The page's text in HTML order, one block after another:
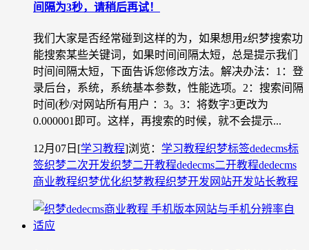
间隔为3秒，请稍后再试！
我们大家是否经常碰到这样的为，如果想用z织梦搜索功
能搜索某些关键词，如果时间间隔太短，总是提示我们
时间间隔太短，下面告诉您修改方法。解决办法：1：登
录后台，系统，系统基本参数，性能选项。2：搜索间隔
时间(秒/对网站所有用户 ：3。3：将数字3更改为
0.000001即可。这样，再搜索的时候，就不会提示...
12月07日 [学习教程]浏览： 学习教程织梦标签dedecms标
签织梦二次开发织梦二开教程dedecms二开教程dedecms
商业教程织梦优化织梦教程织梦开发 网站开发站长教程